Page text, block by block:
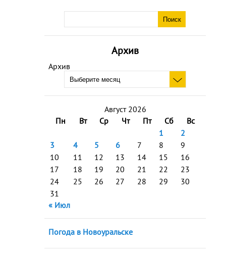
Архив
Архив
Август 2026
Пн
Вт Ср Чт Пт Сб
Вс
1
2
3
4 5 6 7 8
9
10
11 12 13 14 15
16
17
18 19 20 21 22
23
24
25 26 27 28 29
30
31
« Июл
Погода в Новоуральске